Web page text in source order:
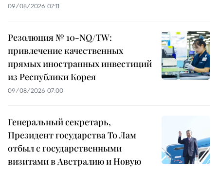
09/08/2026 07:11
Резолюция № 10-NQ/TW:
привлечение качественных
прямых иностранных инвестиций
из Республики Корея
09/08/2026 07:00
Генеральный секретарь,
Президент государства То Лам
отбыл с государственными
визитами в Австралию и Новую